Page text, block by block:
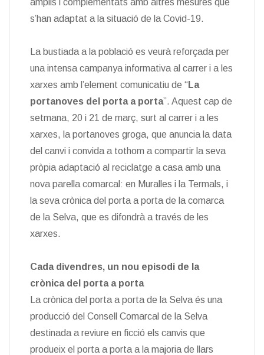
s’han adaptat a la situació de la Covid-19.
La bustiada a la població es veurà reforçada per
una intensa campanya informativa al carrer i a les
xarxes amb l’element comunicatiu de “ La
portanoves del porta a porta”. Aquest cap de
setmana, 20 i 21 de març, surt al carrer i a les
xarxes, la portanoves groga, que anuncia la data
del canvi i convida a tothom a compartir la seva
pròpia adaptació al reciclatge a casa amb una
nova parella comarcal: en Muralles i la Termals, i
la seva crònica del porta a porta de la comarca
de la Selva, que es difondrà a través de les
xarxes.
Cada divendres, un nou episodi de la
crònica del porta a porta
La crònica del porta a porta de la Selva és una
producció del Consell Comarcal de la Selva
destinada a reviure en ficció els canvis que
produeix el porta a porta a la majoria de llars